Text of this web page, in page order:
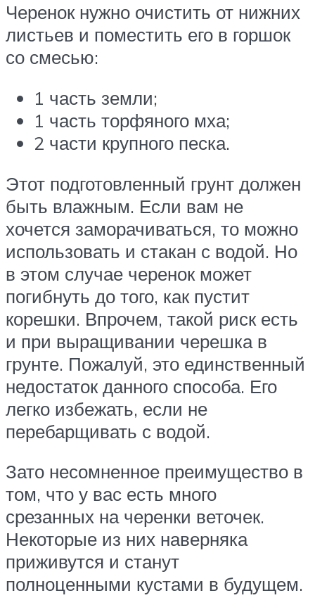
Черенок нужно очистить от нижних
листьев и поместить его в горшок
со смесью:
1 часть земли;
1 часть торфяного мха;
2 части крупного песка.
Этот подготовленный грунт должен
быть влажным. Если вам не
хочется заморачиваться, то можно
использовать и стакан с водой. Но
в этом случае черенок может
погибнуть до того, как пустит
корешки. Впрочем, такой риск есть
и при выращивании черешка в
грунте. Пожалуй, это единственный
недостаток данного способа. Его
легко избежать, если не
перебарщивать с водой.
Зато несомненное преимущество в
том, что у вас есть много
срезанных на черенки веточек.
Некоторые из них наверняка
приживутся и станут
полноценными кустами в будущем.